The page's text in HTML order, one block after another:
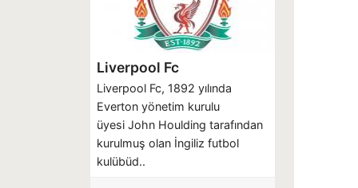
Liverpool Fc
Liverpool Fc, 1892 yılında
Everton yönetim kurulu
üyesi John Houlding tarafından
kurulmuş olan İngiliz futbol
kulübüd..